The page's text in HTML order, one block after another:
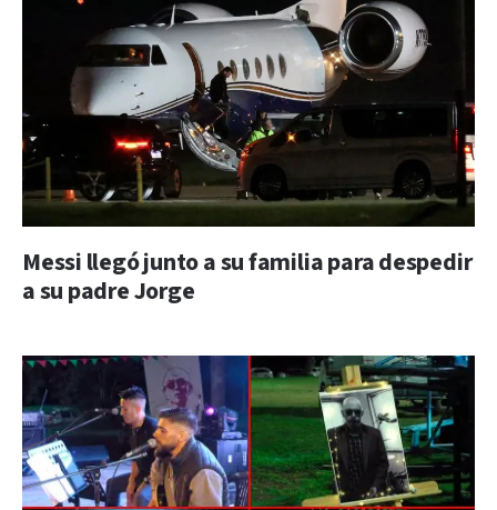
Messi llegó junto a su familia para despedir
a su padre Jorge